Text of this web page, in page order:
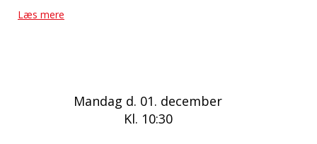
Læs mere
Mandag d. 01. december
Kl. 10:30